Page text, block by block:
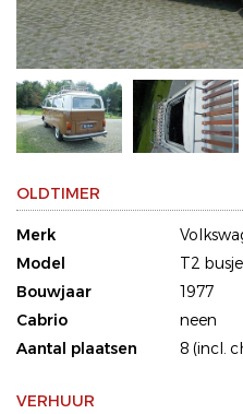
OLDTIMER
Merk
Model
T2 busje
Bouwjaar
1977
Cabrio
neen
Aantal plaatsen
8 (incl.
VERHUUR